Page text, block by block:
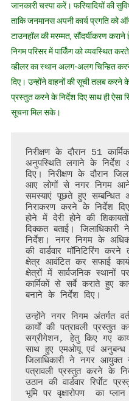
जानकारी चस्पा करें। फरियादियों की
ताकि जनमानस अपनी कार्य प्रगति को
टाउनहॉल की मरम्मत, सौंदर्यीकरण
निगम परिसर में पार्किंग को व्यवस्थित
व्हीलर का स्थान अलग-अलग चिन्हित
दिए। उन्होंने वाहनों की सूची तलब करने के
प्रस्तुत करने के निर्देश दिए साथ ही ऐसा
सूचना मिल सके।
निरीक्षण के दौरान 51
अनुपस्थिति लगाने के
दिए। निरीक्षण के दौरान
आए लोगों से नगर निगम
समस्याएं पूछते हुए सम्बन्धित
निराकरण करने के निर्देश
होने में देरी होने की
दिक्कत बताई।
निर्देश। नगर निगम के
की वार्डवार मॉनिटिरिंग
क्षेत्र आवंटित कर सफाई
क्षेत्रों में सार्वजनिक
कार्मिकों से सर्वे कराते हुए
बनाने के निर्देश दिए।
उन्होंने नगर निगम अंतर्गत
कार्यों की पत्रावली प्रस्तुत
सग्रीगेशन, हेतु किए गए
साथ हुए एमओयू एवं अनुबन्ध
जिलाधिकारी ने नगर
पत्रावली प्रस्तुत करने के
उठान की वार्डवार रिर्पाेट
भूमि पर वृक्षारोपण  का